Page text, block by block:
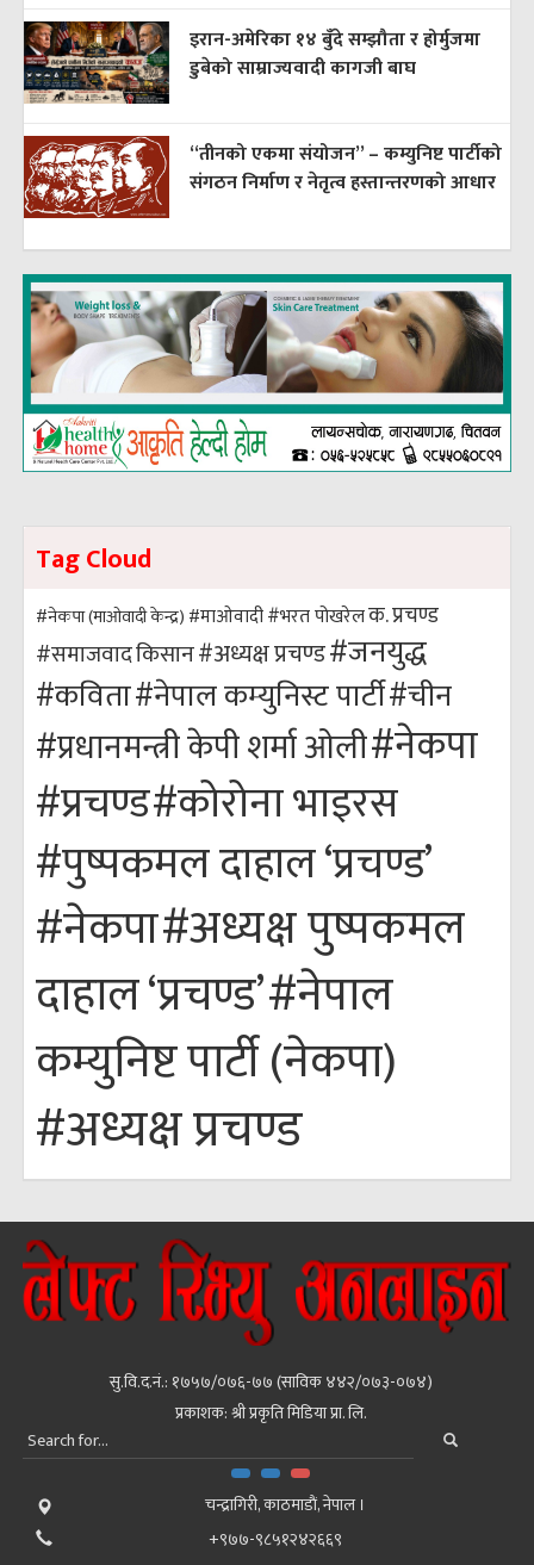
इरान-अमेरिका १४ बुँदे सम्झौता र होर्मुजमा
डुबेको साम्राज्यवादी कागजी बाघ
“तीनको एकमा संयोजन” – कम्युनिष्ट पार्टीको
संगठन निर्माण र नेतृत्व हस्तान्तरणको आधार
Tag Cloud
#नेकपा (माओवादी केन्द्र) #माओवादी#भरत पोखरेलक. प्रचण्ड
#समाजवादकिसान#अध्यक्ष प्रचण्ड#जनयुद्ध
#कविता#नेपाल कम्युनिस्ट पार्टी#चीन
#प्रधानमन्त्री केपी शर्मा ओली#नेकपा
#प्रचण्ड#कोरोना भाइरस
#पुष्पकमल दाहाल ‘प्रचण्ड’
#नेकपा#अध्यक्ष पुष्पकमल
दाहाल ‘प्रचण्ड’#नेपाल
कम्युनिष्ट पार्टी (नेकपा)
#अध्यक्ष प्रचण्ड
सु.वि.द.नं.: १७५७/०७६-७७ (साविक ४४२/०७३-०७४)
प्रकाशक: श्री प्रकृति मिडिया प्रा. लि.
चन्द्रागिरी, काठमाडाैं, नेपाल ।
+९७७-९८५१२४२६६९